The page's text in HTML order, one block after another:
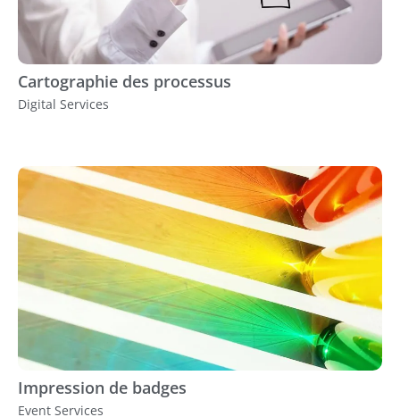
Cartographie des processus
Digital Services
Impression de badges
Event Services